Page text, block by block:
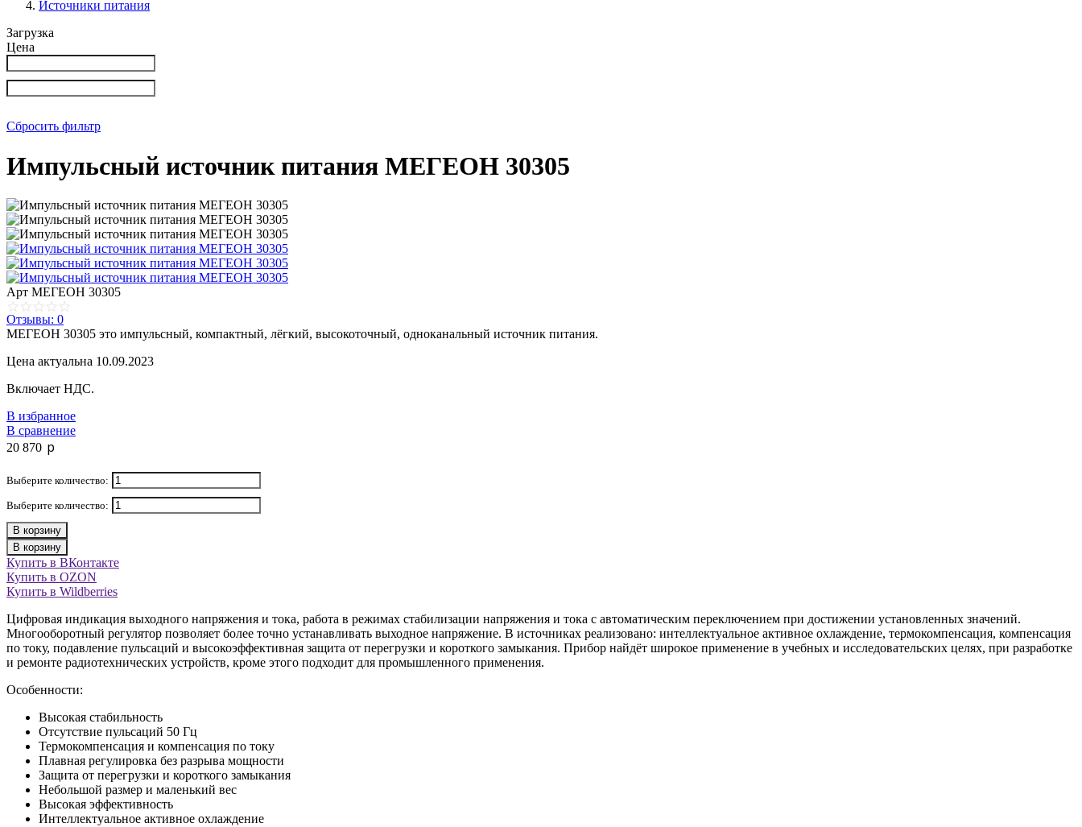
Источники питания
Загрузка
Цена
Сбросить фильтр
Импульсный источник питания МЕГЕОН 30305
Арт МЕГЕОН 30305
Отзывы: 0
МЕГЕОН 30305 это импульсный, компактный, лёгкий, высокоточный, одноканальный источник питания.
Цена актуальна 10.09.2023
Включает НДС.
В избранное
В сравнение
20 870 p
Выберите количество:
Выберите количество:
В корзину
В корзину
Купить в ВКонтакте
Купить в OZON
Купить в Wildberries
Цифровая индикация выходного напряжения и тока, работа в режимах стабилизации напряжения и тока с автоматическим переключением при достижении установленных значений.
Многооборотный регулятор позволяет более точно устанавливать выходное напряжение. В источниках реализовано: интеллектуальное активное охлаждение, термокомпенсация, компенсация
по току, подавление пульсаций и высокоэффективная защита от перегрузки и короткого замыкания. Прибор найдёт широкое применение в учебных и исследовательских целях, при разработке
и ремонте радиотехнических устройств, кроме этого подходит для промышленного применения.
Особенности:
Высокая стабильность
Отсутствие пульсаций 50 Гц
Термокомпенсация и компенсация по току
Плавная регулировка без разрыва мощности
Защита от перегрузки и короткого замыкания
Небольшой размер и маленький вес
Высокая эффективность
Интеллектуальное активное охлаждение